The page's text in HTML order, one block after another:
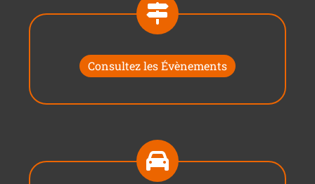
Consultez les Évènements